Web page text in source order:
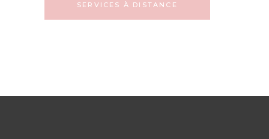
SERVICES À DISTANCE